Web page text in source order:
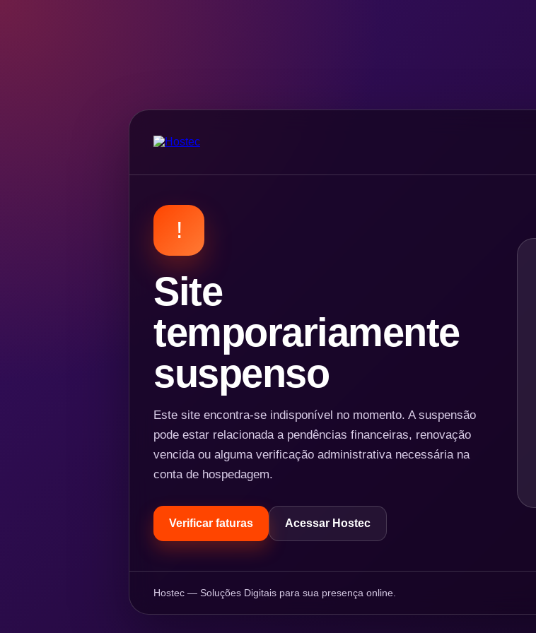
!
Site
temporariamente
suspenso
Este site encontra-se indisponível no momento. A suspensão
pode estar relacionada a pendências financeiras, renovação
vencida ou alguma verificação administrativa necessária na
conta de hospedagem.
Verificar faturas Acessar Hostec
Hostec — Soluções Digitais para sua presença online.